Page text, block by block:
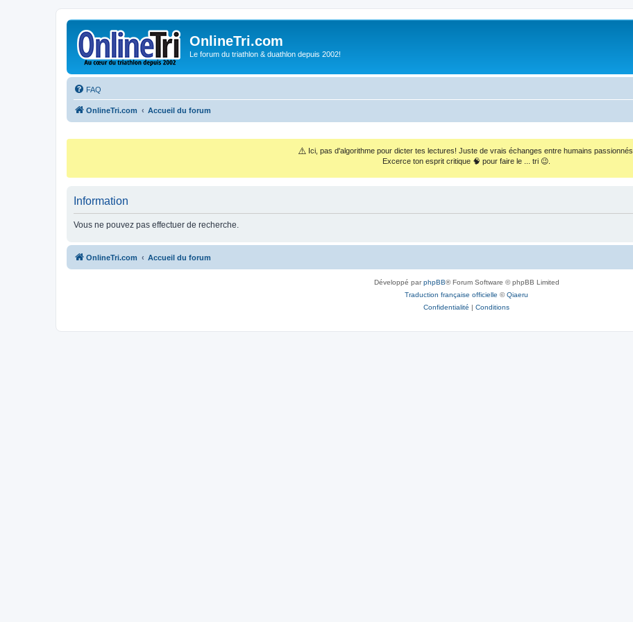
OnlineTri.com
Le forum du triathlon & duathlon depuis 2002!
FAQ
OnlineTri.com Accueil du forum
⚠️ Ici, pas d'algorithme pour dicter tes lectures! Juste de vrais échanges entre humains passionnés.
Excerce ton esprit critique 🧠 pour faire le ... tri 😉.
Information
Vous ne pouvez pas effectuer de recherche.
OnlineTri.com Accueil du forum
Développé parphpBB® Forum Software © phpBB Limited
Traduction française officielle ©Qiaeru
Confidentialité | Conditions